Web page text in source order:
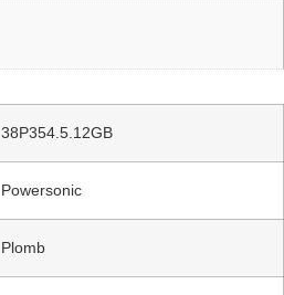
38P354.5.12GB
Powersonic
Plomb